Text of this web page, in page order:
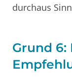
durchaus
Grund